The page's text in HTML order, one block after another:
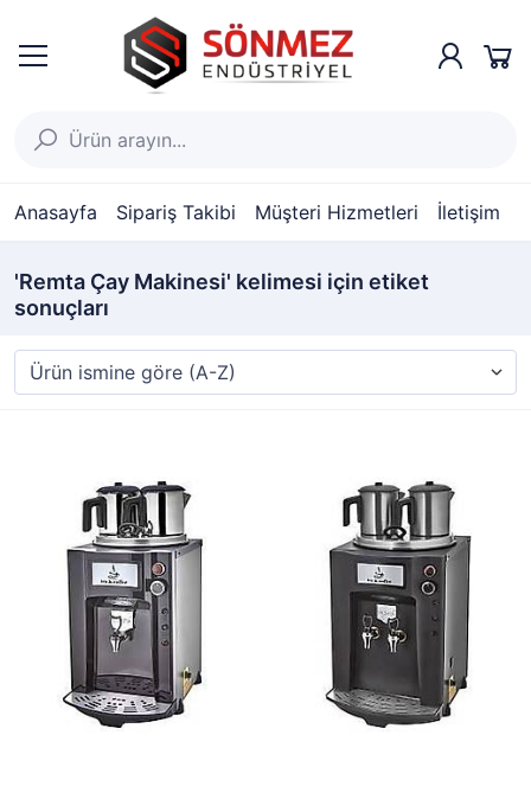
Anasayfa Sipariş Takibi Müşteri Hizmetleri İletişim
'Remta Çay Makinesi' kelimesi için etiket
sonuçları